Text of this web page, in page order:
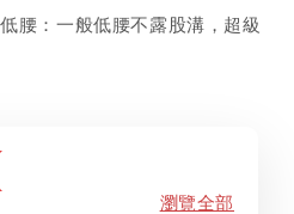
腰：一般低腰不露股溝，超級
瀏覽全部